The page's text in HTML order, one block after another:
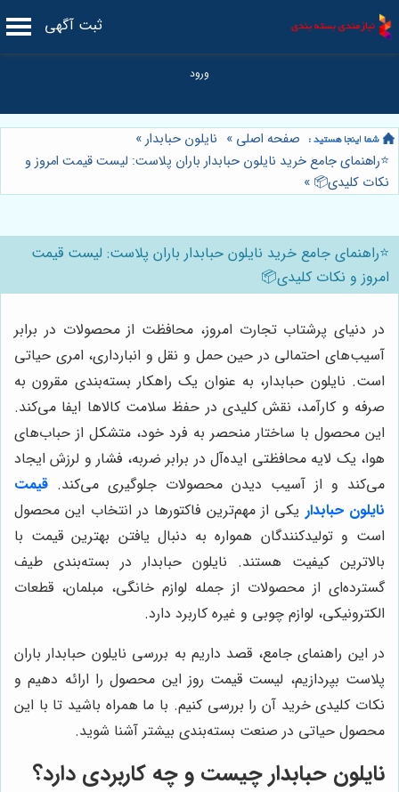
ثبت آگهی
صفحه اصلی » نایلون حبابدار»
⭐️راهنمای جامع خرید نایلون حبابدار باران پلاست: لیست قیمت امروز و
نکات کلیدی📦 »
⭐️راهنمای جامع خرید نایلون حبابدار باران پلاست: لیست قیمت
امروز و نکات کلیدی📦
در دنیای پرشتاب تجارت امروز، محافظت از محصولات در برابر
آسیب‌های احتمالی در حین حمل و نقل و انبارداری، امری حیاتی
است. نایلون حبابدار، به عنوان یک راهکار بسته‌بندی مقرون به
صرفه و کارآمد، نقش کلیدی در حفظ سلامت کالاها ایفا می‌کند.
این محصول با ساختار منحصر به فرد خود، متشکل از حباب‌های
هوا، یک لایه محافظتی ایده‌آل در برابر ضربه، فشار و لرزش ایجاد
می‌کند و از آسیب دیدن محصولات جلوگیری می‌کند. قیمت
نایلون حبابدار یکی از مهم‌ترین فاکتورها در انتخاب این محصول
است و تولیدکنندگان همواره به دنبال یافتن بهترین قیمت با
بالاترین کیفیت هستند. نایلون حبابدار در بسته‌بندی طیف
گسترده‌ای از محصولات از جمله لوازم خانگی، مبلمان، قطعات
الکترونیکی، لوازم چوبی و غیره کاربرد دارد.
در این راهنمای جامع، قصد داریم به بررسی نایلون حبابدار باران
پلاست بپردازیم، لیست قیمت روز این محصول را ارائه دهیم و
نکات کلیدی خرید آن را بررسی کنیم. با ما همراه باشید تا با این
محصول حیاتی در صنعت بسته‌بندی بیشتر آشنا شوید.
نایلون حبابدار چیست و چه کاربردی دارد؟